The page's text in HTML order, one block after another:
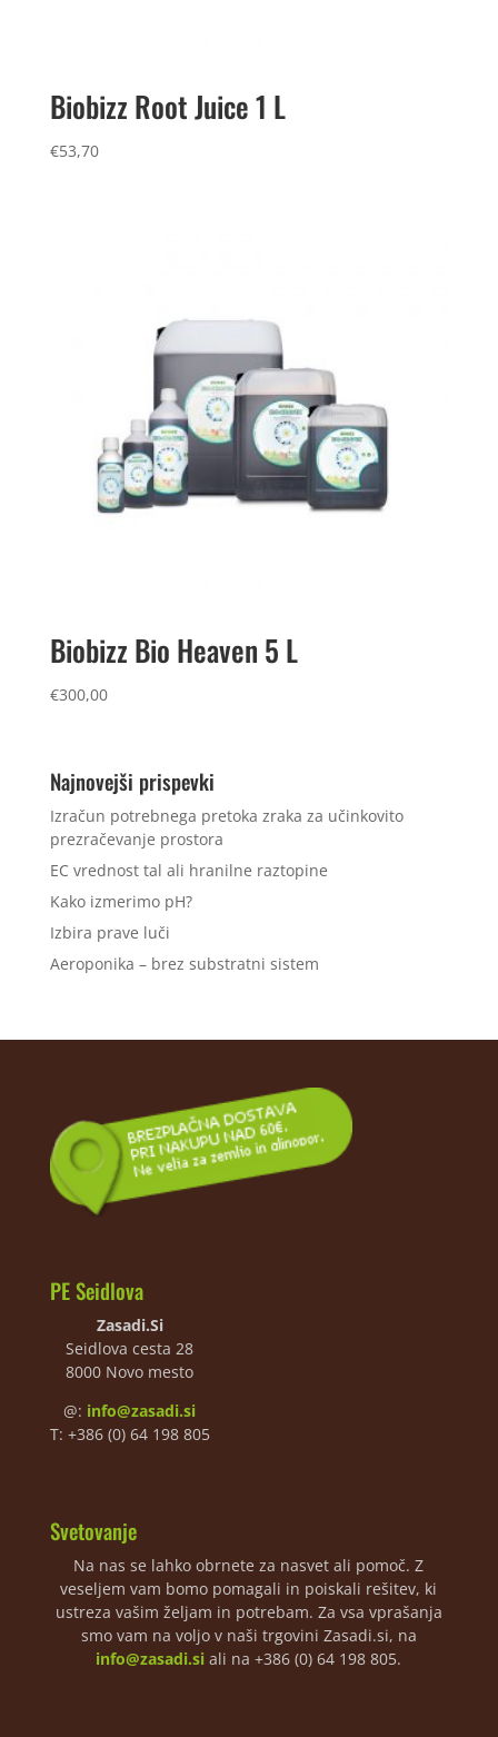
Biobizz Root Juice 1 L
€53,70
Biobizz Bio Heaven 5 L
€300,00
Najnovejši prispevki
Izračun potrebnega pretoka zraka za učinkovito
prezračevanje prostora
EC vrednost tal ali hranilne raztopine
Kako izmerimo pH?
Izbira prave luči
Aeroponika – brez substratni sistem
PE Seidlova
Zasadi.Si
Seidlova cesta 28
8000 Novo mesto
@: info@zasadi.si
T: +386 (0) 64 198 805
Svetovanje
Na nas se lahko obrnete za nasvet ali pomoč. Z
veseljem vam bomo pomagali in poiskali rešitev, ki
ustreza vašim željam in potrebam. Za vsa vprašanja
smo vam na voljo v naši trgovini Zasadi.si, na
info@zasadi.si ali na +386 (0) 64 198 805.